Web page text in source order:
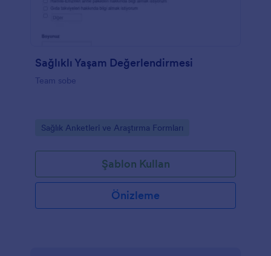
Sağlıklı Yaşam Değerlendirmesi
Team sobe
Go to Category:
Sağlık Anketleri ve Araştırma Formları
Şablon Kullan
Önizleme